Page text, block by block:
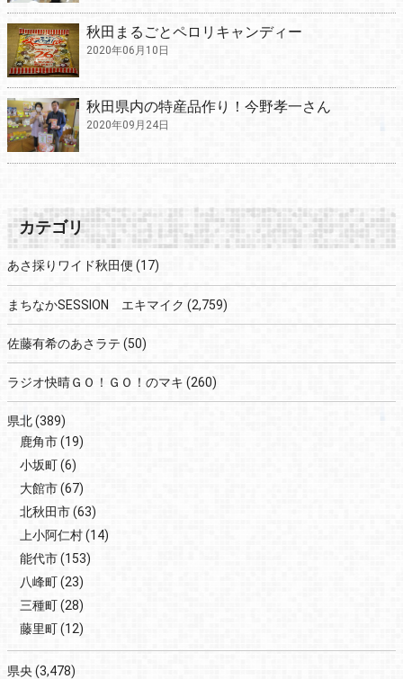
秋田まるごとペロリキャンディー
2020年06月10日
秋田県内の特産品作り！今野孝一さん
2020年09月24日
カテゴリ
あさ採りワイド秋田便 (17)
まちなかSESSION エキマイク (2,759)
佐藤有希のあさラテ (50)
ラジオ快晴ＧＯ！ＧＯ！のマキ (260)
県北(389)
鹿角市(19)
小坂町(6)
大館市(67)
北秋田市(63)
上小阿仁村(14)
能代市(153)
八峰町(23)
三種町(28)
藤里町(12)
県央 (3,478)